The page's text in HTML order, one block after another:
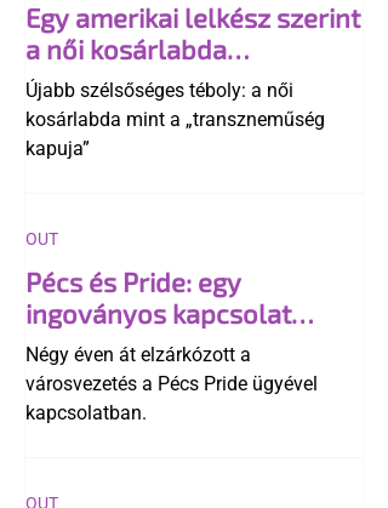
Egy amerikai lelkész szerint
a női kosárlabda
transzneműséghez vezet
Újabb szélsőséges téboly: a női
kosárlabda mint a „transzneműség
kapuja”
Pécs és Pride: egy
ingoványos kapcsolat
története
Négy éven át elzárkózott a
városvezetés a Pécs Pride ügyével
kapcsolatban.
OUT
OUT